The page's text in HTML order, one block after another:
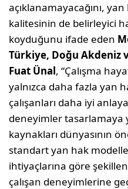
açıklanamayacağını,
kalitesinin de belirleyici
koyduğunu ifade eden
Türkiye, Doğu Akdeniz
Fuat Ünal, “Çalışma
yalnızca daha fazla yan
çalışanları daha iyi
deneyimler tasarlamaya
kaynakları dünyasının
standart yan hak
ihtiyaçlarına göre
çalışan deneyimlerine